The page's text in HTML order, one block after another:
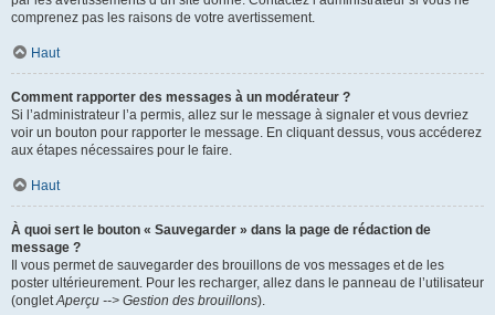
comprenez pas les raisons de votre avertissement.
Haut
Comment rapporter des messages à un modérateur ?
Si l’administrateur l’a permis, allez sur le message à signaler et vous devriez
voir un bouton pour rapporter le message. En cliquant dessus, vous accéderez
aux étapes nécessaires pour le faire.
Haut
À quoi sert le bouton « Sauvegarder » dans la page de rédaction de
message ?
Il vous permet de sauvegarder des brouillons de vos messages et de les
poster ultérieurement. Pour les recharger, allez dans le panneau de l’utilisateur
(ongletAperçu --> Gestion des brouillons).